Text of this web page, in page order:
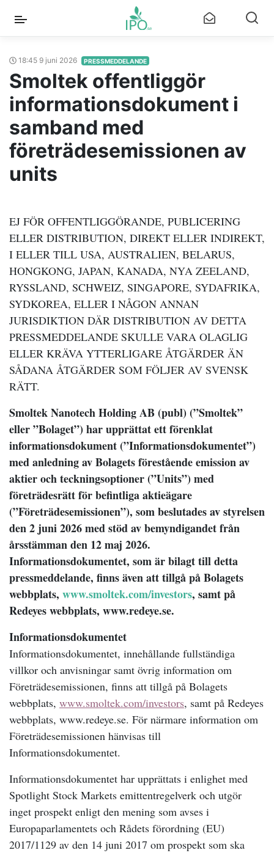
18:45 9 juni 2026 PRESSMEDDELANDE
Smoltek offentliggör
informationsdokument i
samband med
företrädesemissionen av
units
EJ FÖR OFFENTLIGGÖRANDE, PUBLICERING
ELLER DISTRIBUTION, DIREKT ELLER INDIREKT,
I ELLER TILL USA, AUSTRALIEN, BELARUS,
HONGKONG, JAPAN, KANADA, NYA ZEELAND,
RYSSLAND, SCHWEIZ, SINGAPORE, SYDAFRIKA,
SYDKOREA, ELLER I NÅGON ANNAN
JURISDIKTION DÄR DISTRIBUTION AV DETTA
PRESSMEDDELANDE SKULLE VARA OLAGLIG
ELLER KRÄVA YTTERLIGARE ÅTGÄRDER ÄN
SÅDANA ÅTGÄRDER SOM FÖLJER AV SVENSK
RÄTT.
Smoltek Nanotech Holding AB (publ) (”Smoltek”
eller ”Bolaget”) har upprättat ett förenklat
informationsdokument (”Informationsdokumentet”)
med anledning av Bolagets förestående emission av
aktier och teckningsoptioner (”Units”) med
företrädesrätt för befintliga aktieägare
(”Företrädesemissionen”), som beslutades av styrelsen
den 2 juni 2026 med stöd av bemyndigandet från
årsstämman den 12 maj 2026.
Informationsdokumentet, som är bilagt till detta
pressmeddelande, finns även att tillgå på Bolagets
webbplats, www.smoltek.com/investors, samt på
Redeyes webbplats, www.redeye.se.
Informationsdokumentet
Informationsdokumentet, innehållande fullständiga
villkor och anvisningar samt övrig information om
Företrädesemissionen, finns att tillgå på Bolagets
webbplats, www.smoltek.com/investors, samt på Redeyes
webbplats, www.redeye.se. För närmare information om
Företrädesemissionen hänvisas till
Informationsdokumentet.
Informationsdokumentet har upprättats i enlighet med
Spotlight Stock Markets emittentregelverk och utgör
inget prospekt enligt den mening som avses i
Europaparlamentets och Rådets förordning (EU)
2017/1129 av den 14 juni 2017 om prospekt som ska